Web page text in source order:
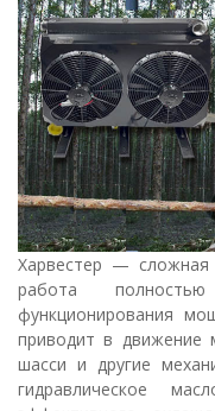
Харвестер — сложная
работа
функционирования
приводит в движение
шасси и другие
гидравлическое